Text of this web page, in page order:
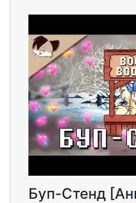
Буп-Стенд